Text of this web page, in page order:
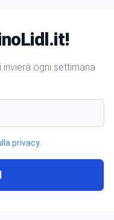
ogni settimana
privacy.